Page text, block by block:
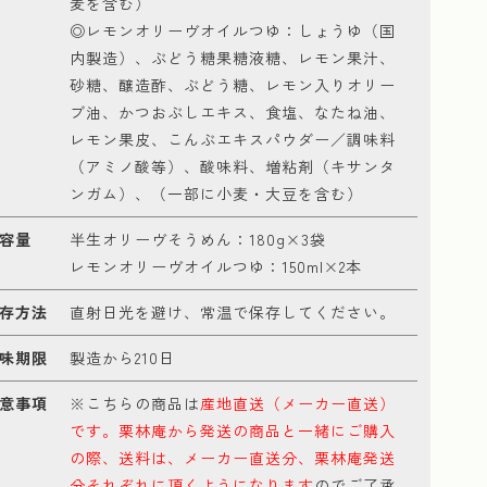
◎レモンオリーヴオイルつゆ：しょうゆ（国
内製造）、ぶどう糖果糖液糖、レモン果汁、
砂糖、醸造酢、ぶどう糖、レモン入りオリー
ブ油、かつおぶしエキス、食塩、なたね油、
レモン果皮、こんぶエキスパウダー／調味料
（アミノ酸等）、酸味料、増粘剤（キサンタ
ンガム）、（一部に小麦・大豆を含む）
量
半生オリーヴそうめん：180g×3袋
レモンオリーヴオイルつゆ：150ml×2本
方法 直射日光を避け、常温で保存してください。
期限 製造から210日
事項 ※こちらの商品は産地直送（メーカー直送）
です。栗林庵から発送の商品と一緒にご購入
の際、送料は、メーカー直送分、栗林庵発送